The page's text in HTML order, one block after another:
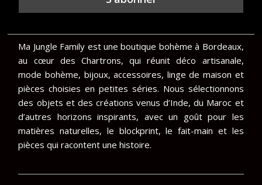
Ma Jungle Family est une boutique bohème à Bordeaux,
au cœur des Chartrons, qui réunit déco artisanale,
mode bohème, bijoux, accessoires, linge de maison et
pièces choisies en petites séries. Nous sélectionnons
des objets et des créations venus d’Inde, du Maroc et
d’autres horizons inspirants, avec un goût pour les
matières naturelles, le blockprint, le fait-main et les
pièces qui racontent une histoire.